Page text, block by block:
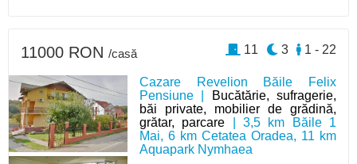
Cazare Revelion Băile Felix
Pensiune |
Bucătărie, sufragerie,
băi private, mobilier de grădină,
grătar, parcare | 3,5 km Băile 1
Mai, 6 km Cetatea Oradea, 11 km
Aquapark Nymhaea
11000 RON /casă 1 - 22
3
11